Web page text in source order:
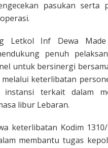
pasukan serta
Letkol Inf Dewa
penuh
untuk bersinergi
keterlibatan
terkait dalam
libur Lebaran.
keterlibatan Kodim
membantu tugas